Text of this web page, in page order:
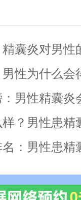
囊炎对男性
性为什么会
男性精囊炎
？男性患精
：男性患精